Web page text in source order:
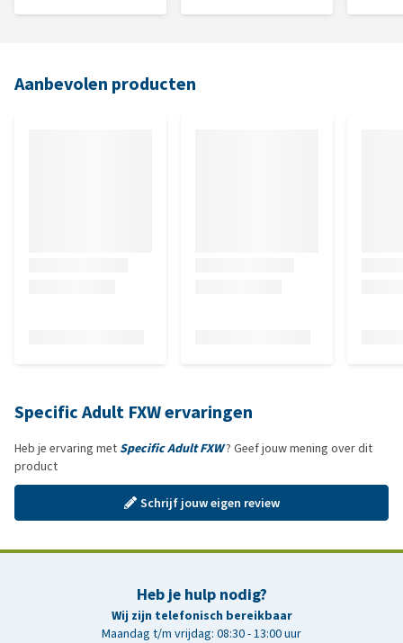
Aanbevolen producten
Specific Adult FXW ervaringen
Heb je ervaring met Specific Adult FXW? Geef jouw mening over dit
product
Schrijf jouw eigen review
Heb je hulp nodig?
Wij zijn telefonisch bereikbaar
Maandag t/m vrijdag: 08:30 - 13:00 uur